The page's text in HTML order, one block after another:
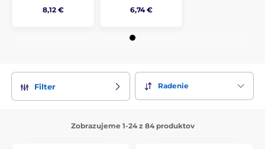
8,12 €
6,74 €
Filter Radenie
Zobrazujeme 1-24 z 84 produktov